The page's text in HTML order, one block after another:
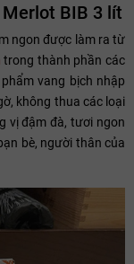
BIB 3 lít
ngon được làm ra từ
trong thành phần các
vang bịch nhập
không thua các loại
vị đậm đà, tươi ngon
bè, người thân của